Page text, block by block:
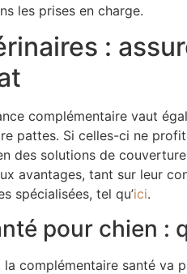
les prises en charge.
:
complémentaire vaut
pattes. Si celles-ci ne
des solutions de
avantages, tant sur leur
spécialisées, tel qu’ici.
pour chien :
la complémentaire santé va